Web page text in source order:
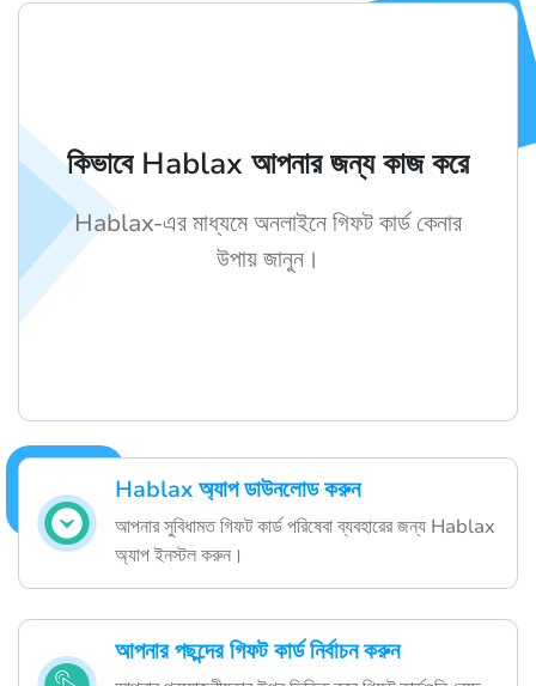
Hablax অ্যাপ ডাউনলোড করুন
আপনার সুবিধামত গিফট কার্ড পরিষেবা ব্যবহারের জন্য Hablax
অ্যাপ ইনস্টল করুন।
আপনার পছন্দের গিফট কার্ড নির্বাচন করুন
কিভাবে Hablax আপনার জন্য কাজ করে
Hablax-এর মাধ্যমে অনলাইনে গিফট কার্ড কেনার
উপায় জানুন।